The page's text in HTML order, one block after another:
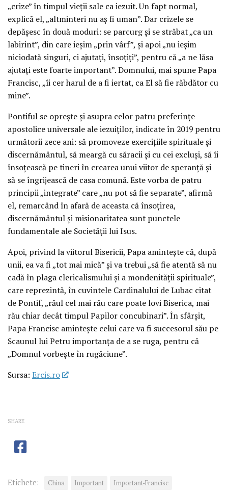
„crize” în timpul vieții sale ca iezuit. Un fapt normal,
explică el, „altminteri nu aș fi uman”. Dar crizele se
depășesc în două moduri: se parcurg și se străbat „ca un
labirint”, din care ieșim „prin vârf”, și apoi „nu ieșim
niciodată singuri, ci ajutați, însoțiți”, pentru că „a ne lăsa
ajutați este foarte important”. Domnului, mai spune Papa
Francisc, „îi cer harul de a fi iertat, ca El să fie răbdător cu
mine”.
Pontiful se oprește și asupra celor patru preferințe
apostolice universale ale iezuiților, indicate în 2019 pentru
următorii zece ani: să promoveze exercițiile spirituale și
discernământul, să meargă cu săracii și cu cei excluși, să îi
însoțească pe tineri în crearea unui viitor de speranță și
să se îngrijească de casa comună. Este vorba de patru
principii „integrate” care „nu pot să fie separate”, afirmă
el, remarcând în afară de aceasta că însoțirea,
discernământul și misionaritatea sunt punctele
fundamentale ale Societății lui Isus.
Apoi, privind la viitorul Bisericii, Papa amintește că, după
unii, ea va fi „tot mai mică” și va trebui „să fie atentă să nu
cadă în plaga clericalismului și a mondenității spirituale”,
care reprezintă, în cuvintele Cardinalului de Lubac citat
de Pontif, „răul cel mai rău care poate lovi Biserica, mai
rău chiar decât timpul Papilor concubinari”. În sfârșit,
Papa Francisc amintește celui care va fi succesorul său pe
Scaunul lui Petru importanța de a se ruga, pentru că
„Domnul vorbește în rugăciune”.
Sursa: Ercis.ro
SHARE
Etichete: China Important Important-Francisc